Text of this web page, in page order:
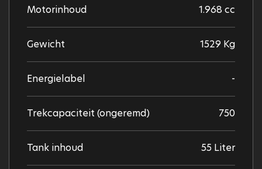
Motorinhoud 1.968 cc
Gewicht 1529 Kg
Energielabel -
Trekcapaciteit (ongeremd) 750
Tank inhoud 55 Liter